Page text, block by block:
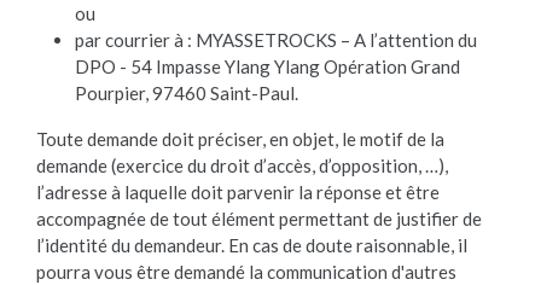
ou
par courrier à : MYASSETROCKS – A l’attention du
DPO - 54 Impasse Ylang Ylang Opération Grand
Pourpier, 97460 Saint-Paul.
Toute demande doit préciser, en objet, le motif de la
demande (exercice du droit d’accès, d’opposition, …),
l’adresse à laquelle doit parvenir la réponse et être
accompagnée de tout élément permettant de justifier de
l’identité du demandeur. En cas de doute raisonnable, il
pourra vous être demandé la communication d'autres